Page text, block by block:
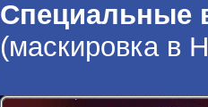
Специальные
(маскировка в